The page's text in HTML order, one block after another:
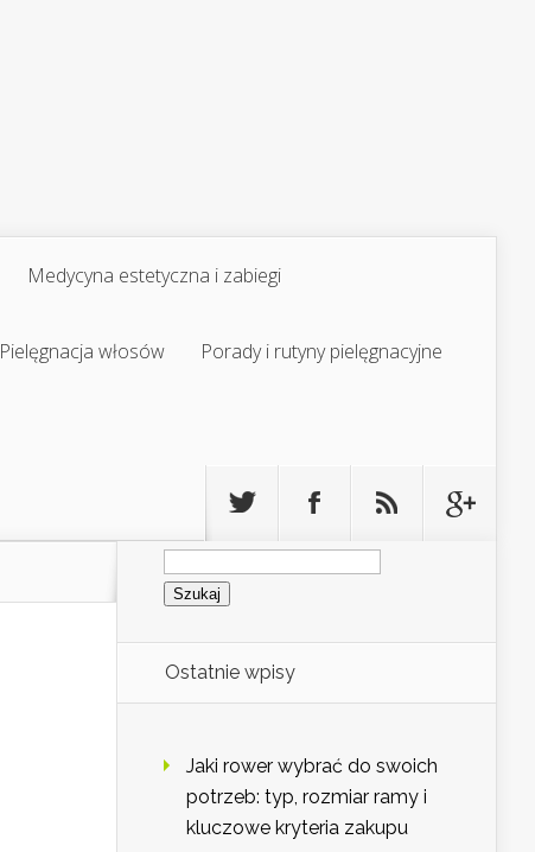
Medycyna estetyczna i zabiegi
Pielęgnacja włosów Porady i rutyny pielęgnacyjne
Szukaj:
Ostatnie wpisy
Jaki rower wybrać do swoich
potrzeb: typ, rozmiar ramy i
kluczowe kryteria zakupu